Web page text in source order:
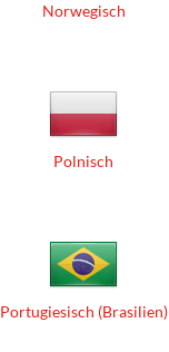
Norwegisch
Polnisch
Portugiesisch (Brasilien)